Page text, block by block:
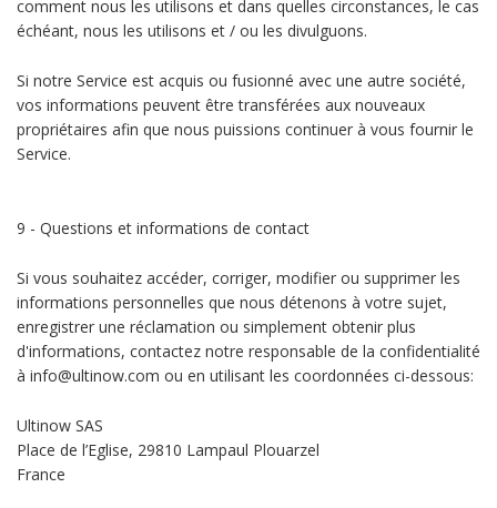
comment nous les utilisons et dans quelles circonstances, le cas
échéant, nous les utilisons et / ou les divulguons.
Si notre Service est acquis ou fusionné avec une autre société,
vos informations peuvent être transférées aux nouveaux
propriétaires afin que nous puissions continuer à vous fournir le
Service.
9 - Questions et informations de contact
Si vous souhaitez accéder, corriger, modifier ou supprimer les
informations personnelles que nous détenons à votre sujet,
enregistrer une réclamation ou simplement obtenir plus
d'informations, contactez notre responsable de la confidentialité
à info@ultinow.com ou en utilisant les coordonnées ci-dessous:
Ultinow SAS
Place de l’Eglise, 29810 Lampaul Plouarzel
France